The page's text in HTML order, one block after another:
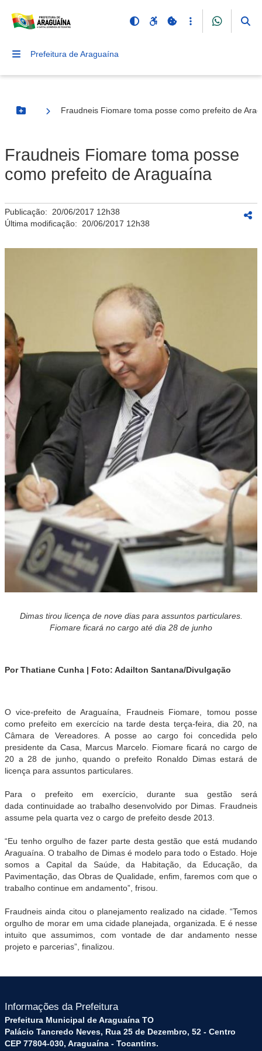
Prefeitura de Araguaína
Botão Menu
Fraudneis Fiomare toma posse como prefeito de
Fraudneis Fiomare toma posse
como prefeito de Araguaína
Publicação: 20/06/2017 12h38
Última modificação: 20/06/2017 12h38
Dimas tirou licença de nove dias para assuntos particulares.
Fiomare ficará no cargo até dia 28 de junho
Por Thatiane Cunha | Foto: Adailton Santana/Divulgação
O vice-prefeito de Araguaína, Fraudneis Fiomare, tomou posse
como prefeito em exercício na tarde desta terça-feira, dia 20, na
Câmara de Vereadores. A posse ao cargo foi concedida pelo
presidente da Casa, Marcus Marcelo. Fiomare ficará no cargo de
20 a 28 de junho, quando o prefeito Ronaldo Dimas estará de
licença para assuntos particulares.
Para o prefeito em exercício, durante sua gestão será
dada continuidade ao trabalho desenvolvido por Dimas. Fraudneis
assume pela quarta vez o cargo de prefeito desde 2013.
“Eu tenho orgulho de fazer parte desta gestão que está mudando
Araguaína. O trabalho de Dimas é modelo para todo o Estado. Hoje
somos a Capital da Saúde, da Habitação, da Educação, da
Pavimentação, das Obras de Qualidade, enfim, faremos com que o
trabalho continue em andamento”, frisou.
Fraudneis ainda citou o planejamento realizado na cidade. “Temos
orgulho de morar em uma cidade planejada, organizada. E é nesse
intuito que assumimos, com vontade de dar andamento nesse
projeto e parcerias”, finalizou.
Informações da Prefeitura
Prefeitura Municipal de Araguaína TO
Palácio Tancredo Neves, Rua 25 de Dezembro, 52 - Centro
CEP 77804-030, Araguaína - Tocantins.